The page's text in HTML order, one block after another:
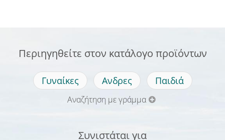
Περιηγηθείτε στον κατάλογο προϊόντων
Γυναίκες Ανδρες Παιδιά
Αναζήτηση με γράμμα
Συνιστάται για